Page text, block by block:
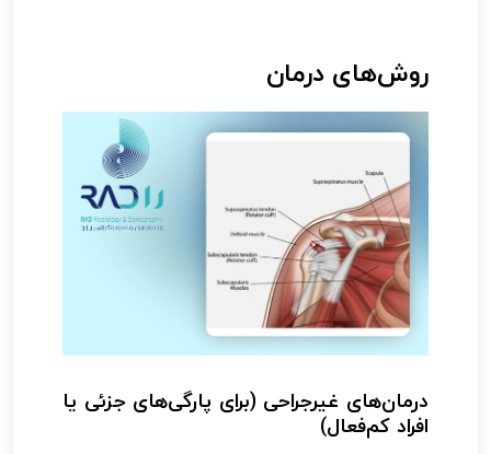
روش‌های درمان
درمان‌های غیرجراحی (برای پارگی‌های جزئی یا
افراد کم‌فعال)